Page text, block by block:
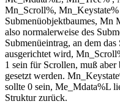
Mn_Scroll%,
Submenüobjektbaumes, Mn
also normalerweise des
Submenüeintrag, an dem
ausgerichtet wird,
1 sein für Scrollen, muß aber
gesetzt werden.
sollte 0 sein, Me_Mdata%L
Struktur zurück.